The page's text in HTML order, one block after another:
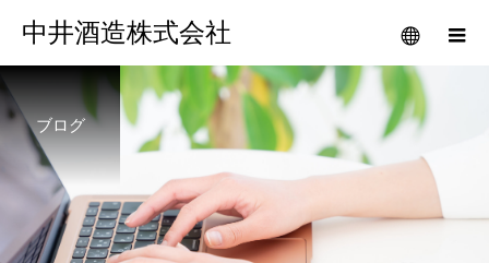
中井酒造株式会社
ブログ